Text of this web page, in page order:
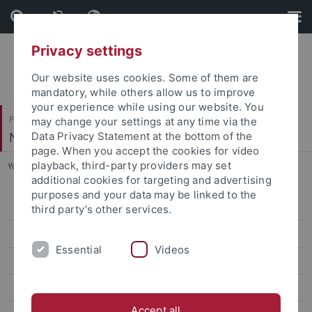
Skip
to
content
Skip
to
footer
Philosophische Fakultät
Neuere Geschichte
You are here: Startseite ... PD Dr. Torsten Riotte
Prof. Dr. Brauner
Dr. Laura Dierksmeier
Privacy settings
Our website uses cookies. Some of them are
mandatory, while others allow us to improve
your experience while using our website. You
may change your settings at any time via the
Data Privacy Statement at the bottom of the
page. When you accept the cookies for video
playback, third-party providers may set
additional cookies for targeting and advertising
purposes and your data may be linked to the
third party’s other services.
Essential Videos